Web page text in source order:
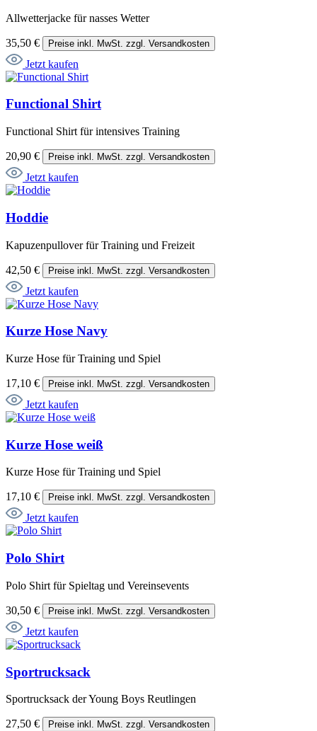
Allwetterjacke für nasses Wetter
35,50 € Preise inkl. MwSt. zzgl. Versandkosten
Jetzt kaufen
Functional Shirt
Functional Shirt für intensives Training
20,90 € Preise inkl. MwSt. zzgl. Versandkosten
Jetzt kaufen
Hoddie
Kapuzenpullover für Training und Freizeit
42,50 € Preise inkl. MwSt. zzgl. Versandkosten
Jetzt kaufen
Kurze Hose Navy
Kurze Hose für Training und Spiel
17,10 € Preise inkl. MwSt. zzgl. Versandkosten
Jetzt kaufen
Kurze Hose weiß
Kurze Hose für Training und Spiel
17,10 € Preise inkl. MwSt. zzgl. Versandkosten
Jetzt kaufen
Polo Shirt
Polo Shirt für Spieltag und Vereinsevents
30,50 € Preise inkl. MwSt. zzgl. Versandkosten
Jetzt kaufen
Sportrucksack
Sportrucksack der Young Boys Reutlingen
27,50 € Preise inkl. MwSt. zzgl. Versandkosten